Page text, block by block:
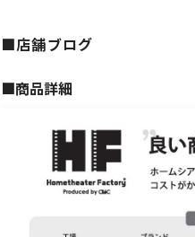
■店舗ブログ
■︎商品詳細